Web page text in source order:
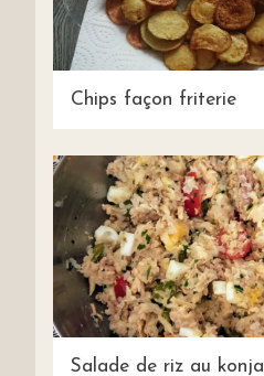
Chips façon friterie
Salade de riz au